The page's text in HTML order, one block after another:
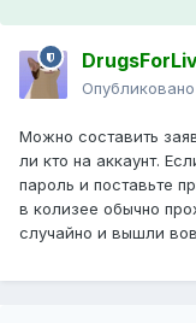
Опубликовано
Можно составить
ли кто на аккаунт.
пароль и поставьте
в колизее обычно
случайно и вышли